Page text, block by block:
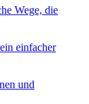
Wege, die
einfacher
und